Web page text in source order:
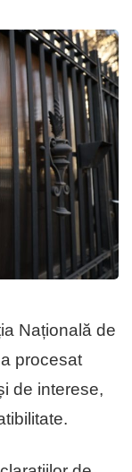
Națională de
procesat
de interese,